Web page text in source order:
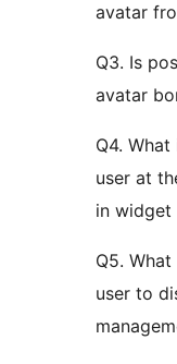
avatar
Q3. Is
avatar
Q4.
user at
in widget
Q5.
user to